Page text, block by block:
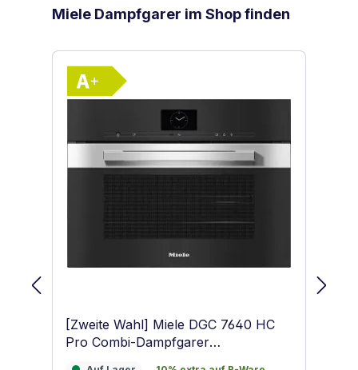
Produktgalerie überspringen
Miele Dampfgarer im Shop finden
[Zweite Wahl] Miele DGC 7640 HC
Pro Combi-Dampfgarer